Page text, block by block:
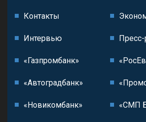
Контакты
Интервью
«Газпромбанк»
«Автоградбанк»
«Новикомбанк» «СМП